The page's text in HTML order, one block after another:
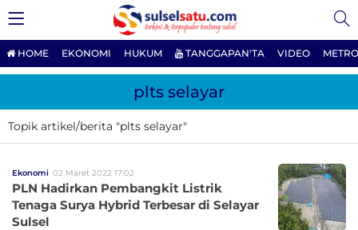
HOME EKONOMI HUKUM TANGGAPAN'TA VIDEO
plts selayar
Topik artikel/berita "plts selayar"
Ekonomi 02 Maret 2022 17:02
PLN Hadirkan Pembangkit Listrik
Tenaga Surya Hybrid Terbesar di Selayar
Sulsel